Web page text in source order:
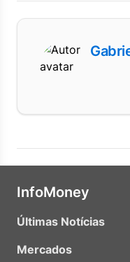
InfoMoney
Últimas Notícias
Mercados